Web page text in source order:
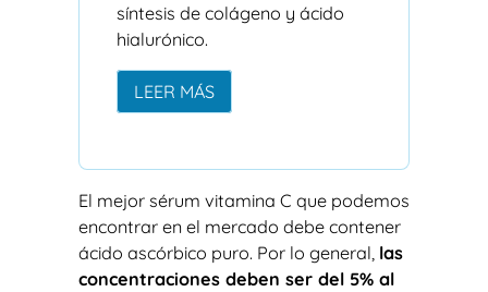
síntesis de colágeno y ácido
hialurónico.
LEER MÁS
El mejor sérum vitamina C que podemos
encontrar en el mercado debe contener
ácido ascórbico puro. Por lo general, las
concentraciones deben ser del 5% al